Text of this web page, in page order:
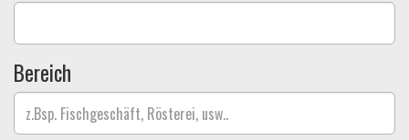
Bereich